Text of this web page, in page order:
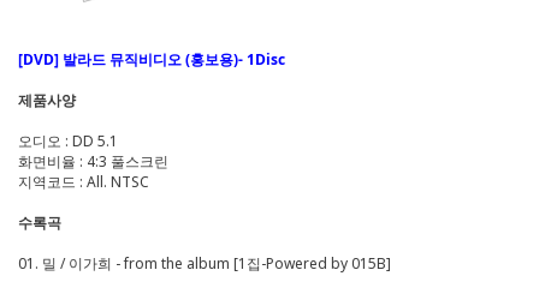
[DVD] 발라드 뮤직비디오 (홍보용)- 1Disc
제품사양
오디오 : DD 5.1
화면비율 : 4:3 풀스크린
지역코드 : All. NTSC
수록곡
01. 밀 / 이가희 - from the album [1집-Powered by 015B]